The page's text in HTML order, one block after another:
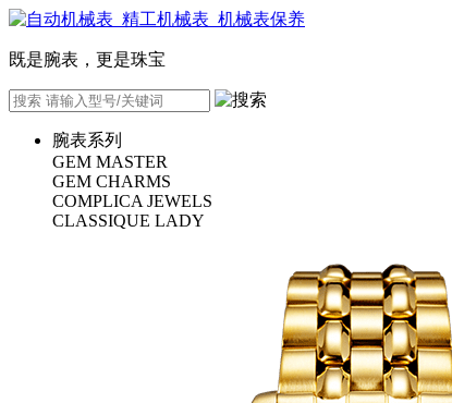
既是腕表，更是珠宝
腕表系列
GEM MASTER
GEM CHARMS
COMPLICA JEWELS
CLASSIQUE LADY